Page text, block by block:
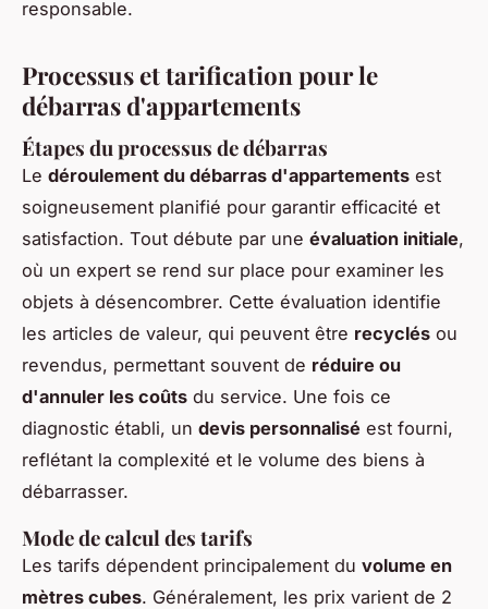
responsable.
Processus et tarification pour le
débarras d'appartements
Étapes du processus de débarras
Le déroulement du débarras d'appartements est
soigneusement planifié pour garantir efficacité et
satisfaction. Tout débute par une évaluation initiale,
où un expert se rend sur place pour examiner les
objets à désencombrer. Cette évaluation identifie
les articles de valeur, qui peuvent être recyclés ou
revendus, permettant souvent de réduire ou
d'annuler les coûts du service. Une fois ce
diagnostic établi, un devis personnalisé est fourni,
reflétant la complexité et le volume des biens à
débarrasser.
Mode de calcul des tarifs
Les tarifs dépendent principalement du volume en
mètres cubes. Généralement, les prix varient de 2